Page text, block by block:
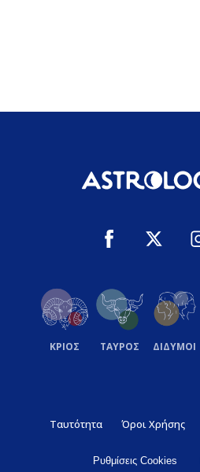
ΚΡΙΟΣ ΤΑΥΡΟΣ ΔΙΔΥΜΟΙ
Ταυτότητα Όροι Χρήσης
Ρυθμίσεις Cookies